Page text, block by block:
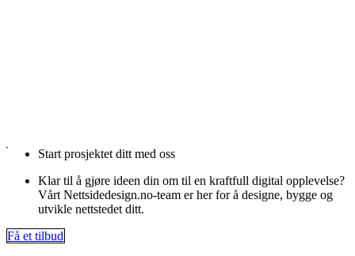
Start prosjektet ditt med oss
Klar til å gjøre ideen din om til en kraftfull digital opplevelse?
Vårt Nettsidedesign.no-team er her for å designe, bygge og
utvikle nettstedet ditt.
Få et tilbud